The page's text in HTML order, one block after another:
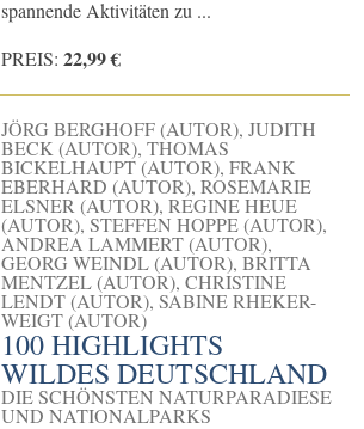
spannende Aktivitäten zu ...
PREIS: 22,99 €
JÖRG BERGHOFF (AUTOR), JUDITH
BECK (AUTOR), THOMAS
BICKELHAUPT (AUTOR), FRANK
EBERHARD (AUTOR), ROSEMARIE
ELSNER (AUTOR), REGINE HEUE
(AUTOR), STEFFEN HOPPE (AUTOR),
ANDREA LAMMERT (AUTOR),
GEORG WEINDL (AUTOR), BRITTA
MENTZEL (AUTOR), CHRISTINE
LENDT (AUTOR), SABINE RHEKER-
WEIGT (AUTOR)
100 HIGHLIGHTS
WILDES DEUTSCHLAND
DIE SCHÖNSTEN NATURPARADIESE
UND NATIONALPARKS